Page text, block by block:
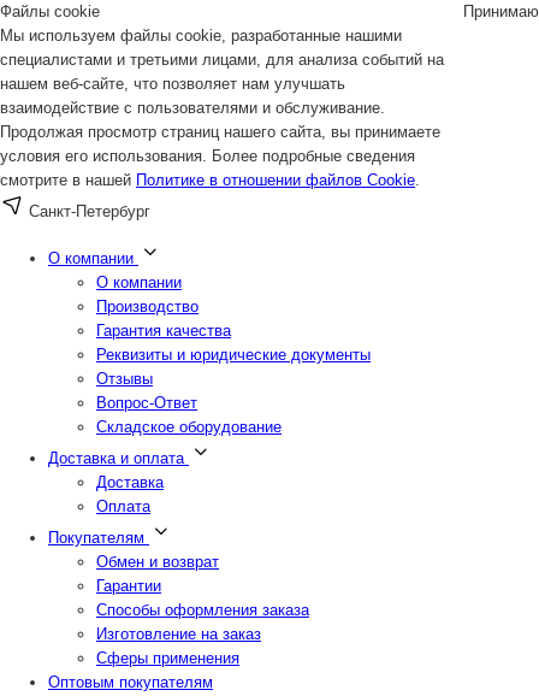
Файлы cookie
Мы используем файлы cookie, разработанные нашими
специалистами и третьими лицами, для анализа событий на
нашем веб-сайте, что позволяет нам улучшать
взаимодействие с пользователями и обслуживание.
Продолжая просмотр страниц нашего сайта, вы принимаете
условия его использования. Более подробные сведения
смотрите в нашей Политике в отношении файлов Cookie.
Принимаю
Санкт-Петербург
О компании
О компании
Производство
Гарантия качества
Реквизиты и юридические документы
Отзывы
Вопрос-Ответ
Складское оборудование
Доставка и оплата
Доставка
Оплата
Покупателям
Обмен и возврат
Гарантии
Способы оформления заказа
Изготовление на заказ
Сферы применения
Оптовым покупателям